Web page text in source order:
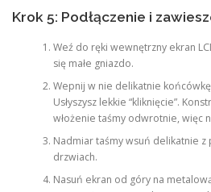
Krok 5: Podłączenie i
Weź do ręki wewnętrzny ekran
się małe gniazdo.
Wepnij w nie delikatnie końcówkę
Usłyszysz lekkie “kliknięcie”.
włożenie taśmy odwrotnie, więc
Nadmiar taśmy wsuń delikatnie
drzwiach.
Nasuń ekran od góry na